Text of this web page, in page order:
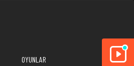
OYUNLAR